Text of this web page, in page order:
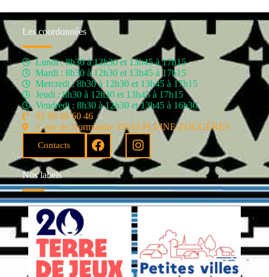
Les coordonnées
Lundi : 8h30 à 12h30 et 13h45 à 17h15
Mardi : 8h30 à 12h30 et 13h45 à 17h15
Mercredi : 8h30 à 12h30 et 13h45 à 17h15
Jeudi : 8h30 à 12h30 et 13h45 à 17h15
Vendredi : 8h30 à 12h30 et 13h45 à 16h30
02 99 48 60 46
1, rue de Normandie 35610 PLEINE-FOUGÈRES
Contacts
Nos labels